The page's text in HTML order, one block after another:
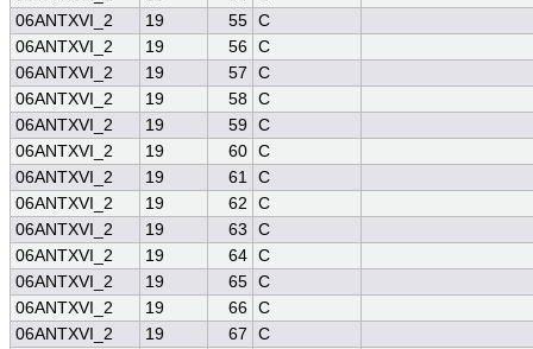
06ANTXVI_2
19 55 C
06ANTXVI_2
19 56 C
06ANTXVI_2
19 57
C
06ANTXVI_2
19 58 C
06ANTXVI_2
19 59 C
06ANTXVI_2
19 60 C
06ANTXVI_2
19 61 C
06ANTXVI_2
19 62
C
06ANTXVI_2
19 63
C
06ANTXVI_2
19 64 C
06ANTXVI_2
19 65 C
06ANTXVI_2
19 66 C
06ANTXVI_2
19 67 C